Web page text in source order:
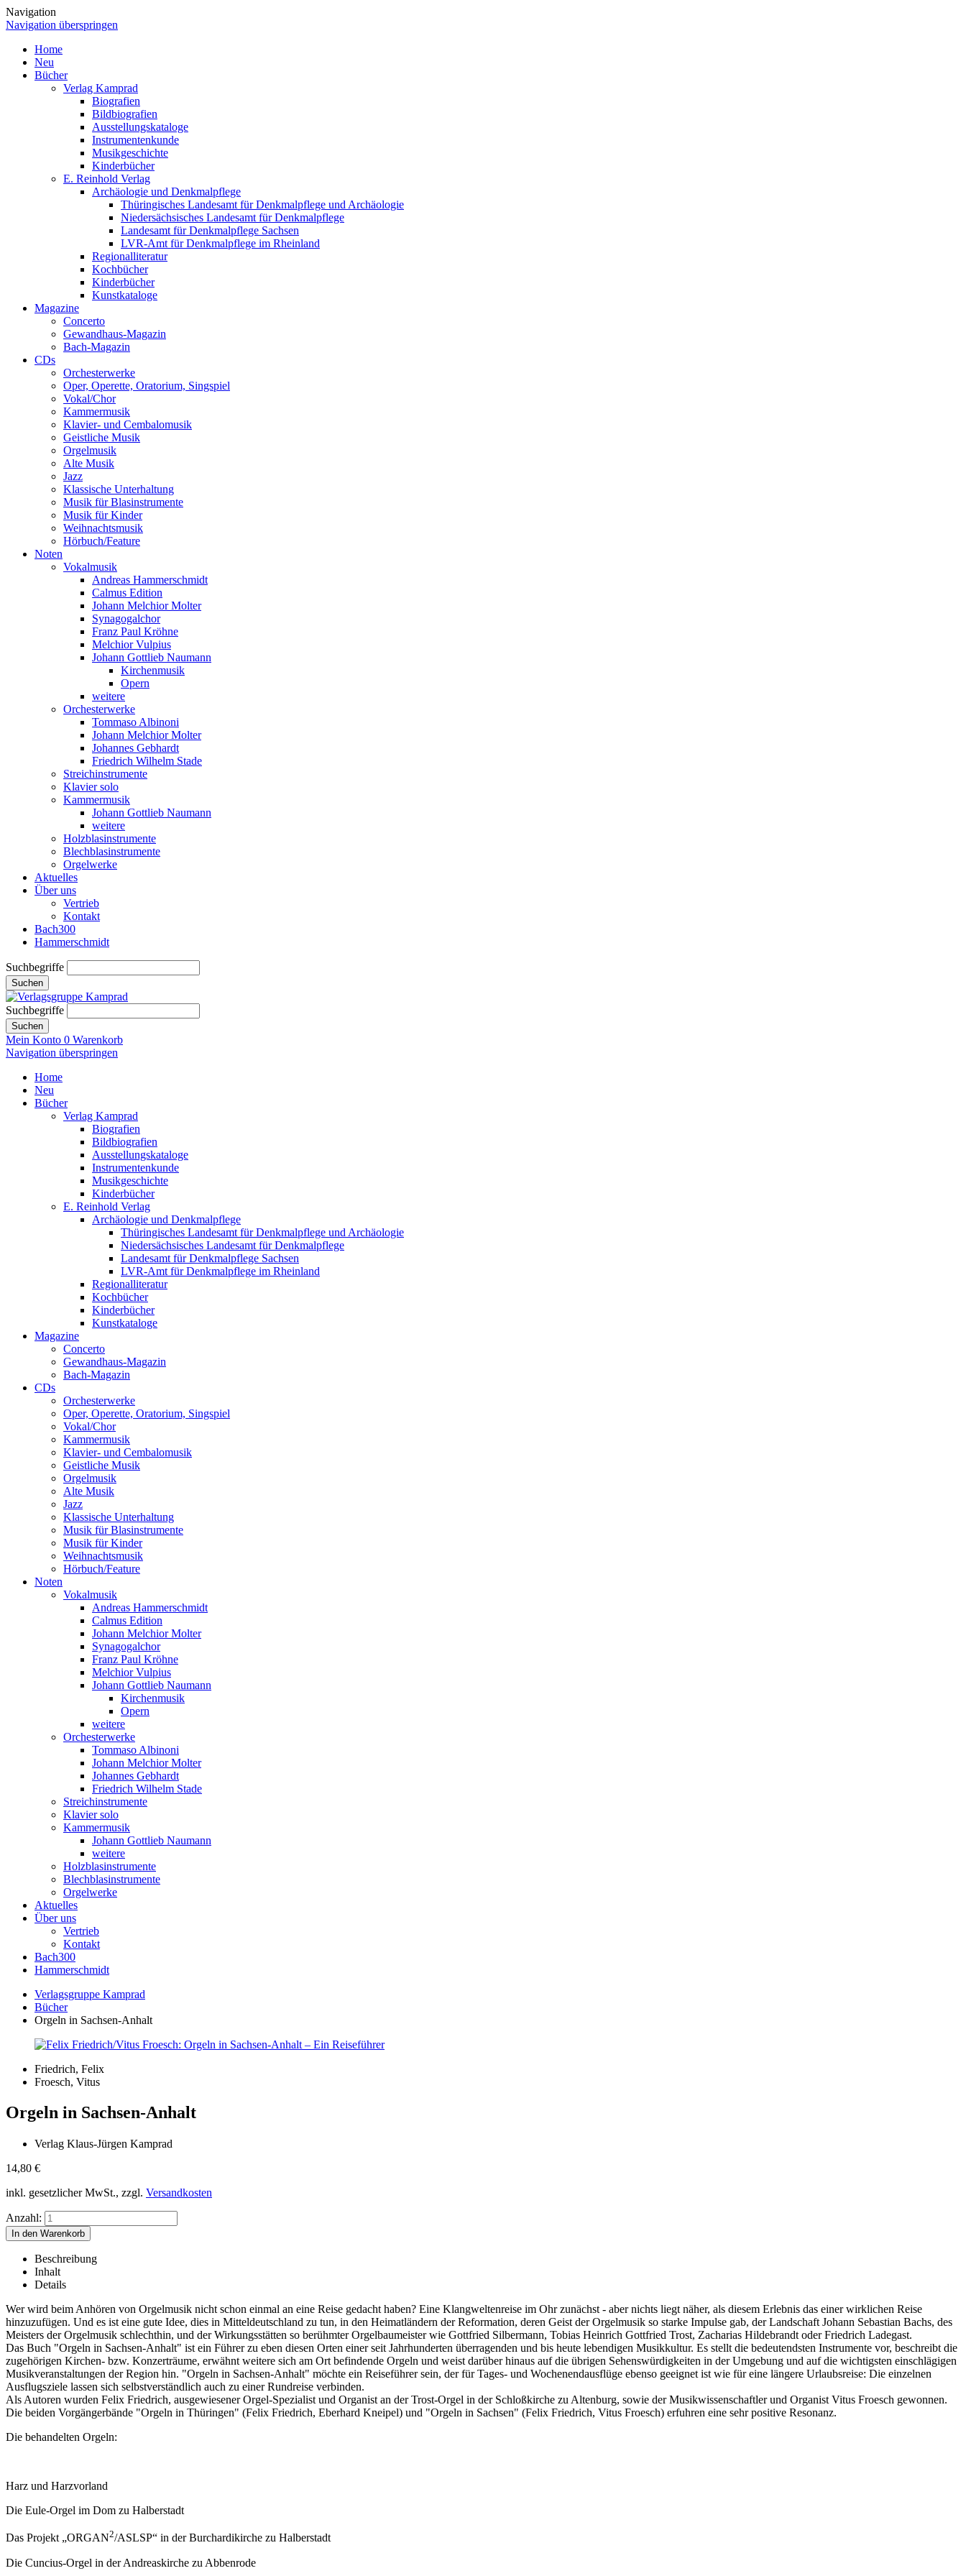
Navigation
Navigation überspringen
Home
Neu
Bücher
Verlag Kamprad
Biografien
Bildbiografien
Ausstellungskataloge
Instrumentenkunde
Musikgeschichte
Kinderbücher
E. Reinhold Verlag
Archäologie und Denkmalpflege
Thüringisches Landesamt für Denkmalpflege und Archäologie
Niedersächsisches Landesamt für Denkmalpflege
Landesamt für Denkmalpflege Sachsen
LVR-Amt für Denkmalpflege im Rheinland
Regionalliteratur
Kochbücher
Kinderbücher
Kunstkataloge
Magazine
Concerto
Gewandhaus-Magazin
Bach-Magazin
CDs
Orchesterwerke
Oper, Operette, Oratorium, Singspiel
Vokal/Chor
Kammermusik
Klavier- und Cembalomusik
Geistliche Musik
Orgelmusik
Alte Musik
Jazz
Klassische Unterhaltung
Musik für Blasinstrumente
Musik für Kinder
Weihnachtsmusik
Hörbuch/Feature
Noten
Vokalmusik
Andreas Hammerschmidt
Calmus Edition
Johann Melchior Molter
Synagogalchor
Franz Paul Kröhne
Melchior Vulpius
Johann Gottlieb Naumann
Kirchenmusik
Opern
weitere
Orchesterwerke
Tommaso Albinoni
Johann Melchior Molter
Johannes Gebhardt
Friedrich Wilhelm Stade
Streichinstrumente
Klavier solo
Kammermusik
Johann Gottlieb Naumann
weitere
Holzblasinstrumente
Blechblasinstrumente
Orgelwerke
Aktuelles
Über uns
Vertrieb
Kontakt
Bach300
Hammerschmidt
Suchbegriffe
Suchen
Suchbegriffe
Suchen
Mein Konto 0 Warenkorb
Navigation überspringen
Home
Neu
Bücher
Verlag Kamprad
Biografien
Bildbiografien
Ausstellungskataloge
Instrumentenkunde
Musikgeschichte
Kinderbücher
E. Reinhold Verlag
Archäologie und Denkmalpflege
Thüringisches Landesamt für Denkmalpflege und Archäologie
Niedersächsisches Landesamt für Denkmalpflege
Landesamt für Denkmalpflege Sachsen
LVR-Amt für Denkmalpflege im Rheinland
Regionalliteratur
Kochbücher
Kinderbücher
Kunstkataloge
Magazine
Concerto
Gewandhaus-Magazin
Bach-Magazin
CDs
Orchesterwerke
Oper, Operette, Oratorium, Singspiel
Vokal/Chor
Kammermusik
Klavier- und Cembalomusik
Geistliche Musik
Orgelmusik
Alte Musik
Jazz
Klassische Unterhaltung
Musik für Blasinstrumente
Musik für Kinder
Weihnachtsmusik
Hörbuch/Feature
Noten
Vokalmusik
Andreas Hammerschmidt
Calmus Edition
Johann Melchior Molter
Synagogalchor
Franz Paul Kröhne
Melchior Vulpius
Johann Gottlieb Naumann
Kirchenmusik
Opern
weitere
Orchesterwerke
Tommaso Albinoni
Johann Melchior Molter
Johannes Gebhardt
Friedrich Wilhelm Stade
Streichinstrumente
Klavier solo
Kammermusik
Johann Gottlieb Naumann
weitere
Holzblasinstrumente
Blechblasinstrumente
Orgelwerke
Aktuelles
Über uns
Vertrieb
Kontakt
Bach300
Hammerschmidt
Verlagsgruppe Kamprad
Bücher
Orgeln in Sachsen-Anhalt
Friedrich, Felix
Froesch, Vitus
Orgeln in Sachsen-Anhalt
Verlag Klaus-Jürgen Kamprad
14,80 €
inkl. gesetzlicher MwSt., zzgl. Versandkosten
Anzahl:
Beschreibung
Inhalt
Details
Wer wird beim Anhören von Orgelmusik nicht schon einmal an eine Reise gedacht haben? Eine Klangweltenreise im Ohr zunächst - aber nichts liegt näher, als diesem Erlebnis das einer wirklichen Reise
hinzuzufügen. Und es ist eine gute Idee, dies in Mitteldeutschland zu tun, in den Heimatländern der Reformation, deren Geist der Orgelmusik so starke Impulse gab, der Landschaft Johann Sebastian Bachs, des
Meisters der Orgelmusik schlechthin, und der Wirkungsstätten so berühmter Orgelbaumeister wie Gottfried Silbermann, Tobias Heinrich Gottfried Trost, Zacharias Hildebrandt oder Friedrich Ladegast.
Das Buch "Orgeln in Sachsen-Anhalt" ist ein Führer zu eben diesen Orten einer seit Jahrhunderten überragenden und bis heute lebendigen Musikkultur. Es stellt die bedeutendsten Instrumente vor, beschreibt die
zugehörigen Kirchen- bzw. Konzerträume, erwähnt weitere sich am Ort befindende Orgeln und weist darüber hinaus auf die übrigen Sehenswürdigkeiten in der Umgebung und auf die wichtigsten einschlägigen
Musikveranstaltungen der Region hin. "Orgeln in Sachsen-Anhalt" möchte ein Reiseführer sein, der für Tages- und Wochenendausflüge ebenso geeignet ist wie für eine längere Urlaubsreise: Die einzelnen
Ausflugsziele lassen sich selbstverständlich auch zu einer Rundreise verbinden.
Als Autoren wurden Felix Friedrich, ausgewiesener Orgel-Spezialist und Organist an der Trost-Orgel in der Schloßkirche zu Altenburg, sowie der Musikwissenschaftler und Organist Vitus Froesch gewonnen.
Die beiden Vorgängerbände "Orgeln in Thüringen" (Felix Friedrich, Eberhard Kneipel) und "Orgeln in Sachsen" (Felix Friedrich, Vitus Froesch) erfuhren eine sehr positive Resonanz.
Die behandelten Orgeln:
Harz und Harzvorland
Die Eule-Orgel im Dom zu Halberstadt
Das Projekt „ORGAN2/ASLSP“ in der Burchardikirche zu Halberstadt
Die Cuncius-Orgel in der Andreaskirche zu Abbenrode